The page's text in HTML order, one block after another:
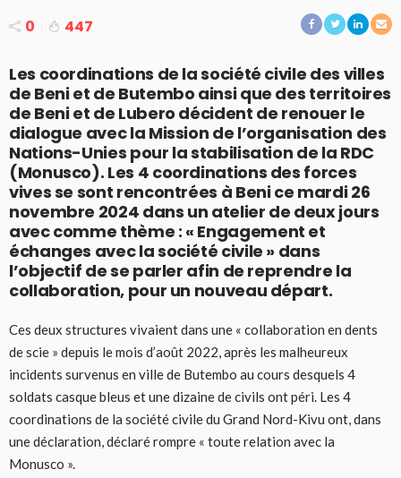
0 447
Les coordinations de la société civile des villes
de Beni et de Butembo ainsi que des territoires
de Beni et de Lubero décident de renouer le
dialogue avec la Mission de l’organisation des
Nations-Unies pour la stabilisation de la RDC
(Monusco). Les 4 coordinations des forces
vives se sont rencontrées à Beni ce mardi 26
novembre 2024 dans un atelier de deux jours
avec comme thème : « Engagement et
échanges avec la société civile » dans
l’objectif de se parler afin de reprendre la
collaboration, pour un nouveau départ.
Ces deux structures vivaient dans une « collaboration en dents
de scie » depuis le mois d’août 2022, après les malheureux
incidents survenus en ville de Butembo au cours desquels 4
soldats casque bleus et une dizaine de civils ont péri. Les 4
coordinations de la société civile du Grand Nord-Kivu ont, dans
une déclaration, déclaré rompre « toute relation avec la
Monusco ».